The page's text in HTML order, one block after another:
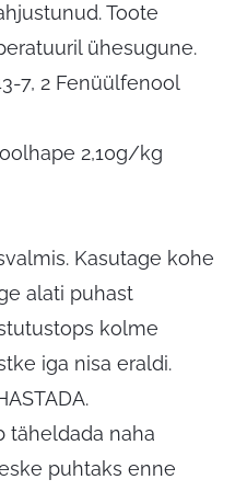
Toote
ühesugune.
7, 2 Fenüülfenool
2,10g/kg
Kasutage kohe
alati puhast
kolme
iga nisa eraldi.
täheldada naha
puhtaks enne